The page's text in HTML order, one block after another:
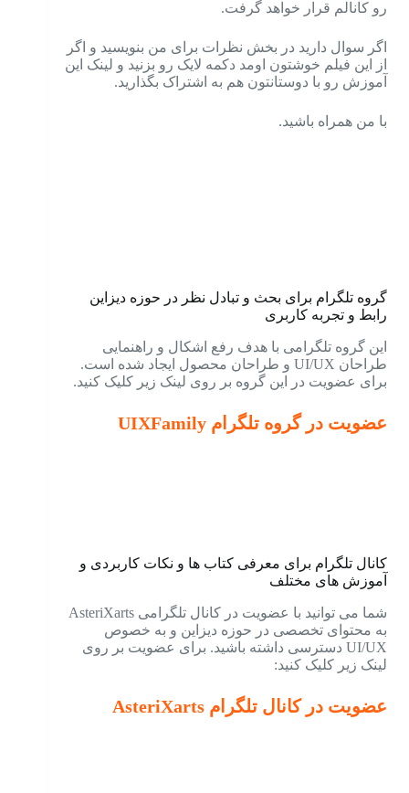
رو کانالم قرار خواهد گرفت.
اگر سوال دارید در بخش نظرات برای من بنویسید و اگر
از این فیلم خوشتون اومد دکمه لایک رو بزنید و لینک این
آموزش رو با دوستانتون هم به اشتراک بگذارید.
با من همراه باشید.
گروه تلگرام برای بحث و تبادل نظر در حوزه دیزاین
رابط و تجربه کاربری
این گروه تلگرامی با هدف رفع اشکال و راهنمایی
طراحان UI/UX و طراحان محصول ایجاد شده است.
برای عضویت در این گروه بر روی لینک زیر کلیک کنید.
عضویت در گروه تلگرام UIXFamily
کانال تلگرام برای معرفی کتاب ها و نکات کاربردی و
آموزش های مختلف
شما می توانید با عضویت در کانال تلگرامی AsteriXarts
به محتوای تخصصی در حوزه دیزاین و به خصوص
UI/UX دسترسی داشته باشید. برای عضویت بر روی
لینک زیر کلیک کنید:
عضویت در کانال تلگرام AsteriXarts